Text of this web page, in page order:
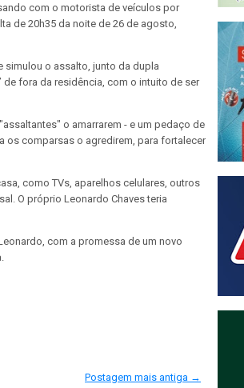
com o motorista de veículos por
de 20h35 da noite de 26 de agosto,
simulou o assalto, junto da dupla
de fora da residência, com o intuito de ser
o amarrarem - e um pedaço de
os comparsas o agredirem, para fortalecer
como TVs, aparelhos celulares, outros
O próprio Leonardo Chaves teria
com a promessa de um novo
Postagem mais antiga →